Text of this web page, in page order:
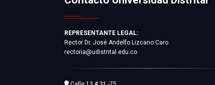
REPRESENTANTE LEGAL:
Rector Dr. José Andelfo Lizcano Caro
rectoria@udistrital.edu.co